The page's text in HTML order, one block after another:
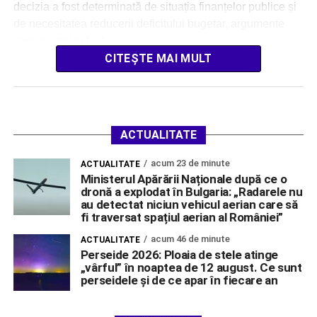
decizia a fost determinată de situația finanțelor publice și
CITEȘTE MAI MULT
ACTUALITATE
ACTUALITATE acum 23 de minute
Ministerul Apărării Naționale după ce o
dronă a explodat în Bulgaria: „Radarele nu
au detectat niciun vehicul aerian care să
fi traversat spațiul aerian al României”
ACTUALITATE acum 46 de minute
Perseide 2026: Ploaia de stele atinge
„vârful” în noaptea de 12 august. Ce sunt
perseidele și de ce apar în fiecare an